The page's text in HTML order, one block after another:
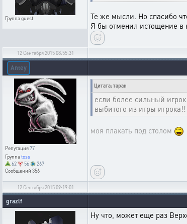
Группаguest
Те же мысли. Но спасибо
Я бы отменил истощение в
12 Сентября 2015 08:55:31
Antey
Репутация77
Группаtoss
62
56
267
Сообщений 356
Цитата: таран
если более сильный
выбитого из игры игрока!!
моя плакать под столом
12 Сентября 2015 09:19:01
grazlf
Ну что, может еще раз